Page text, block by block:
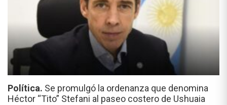
Política. Se promulgó la ordenanza que denomina
Héctor “Tito” Stefani al paseo costero de Ushuaia